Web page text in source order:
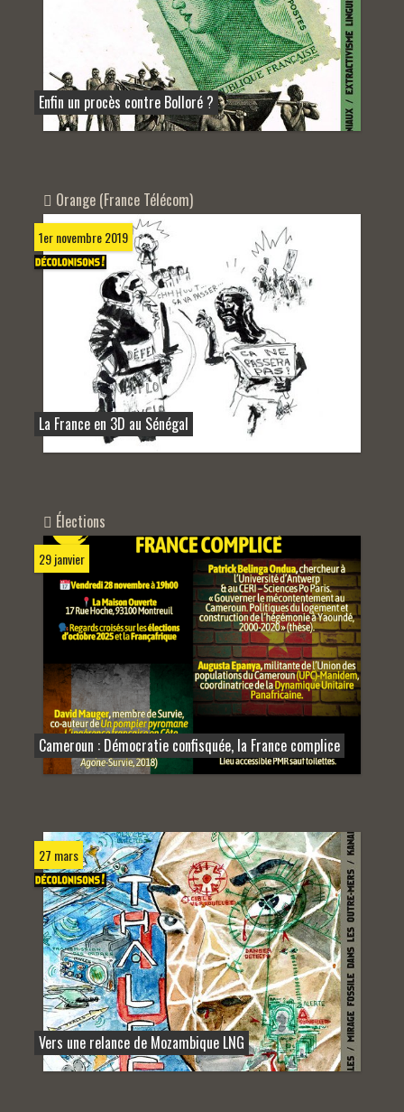
Enfin un procès contre Bolloré ?
Orange (France Télécom)
1er novembre 2019
La France en 3D au Sénégal
Élections
29 janvier
Cameroun : Démocratie confisquée, la France complice
27 mars
Vers une relance de Mozambique LNG